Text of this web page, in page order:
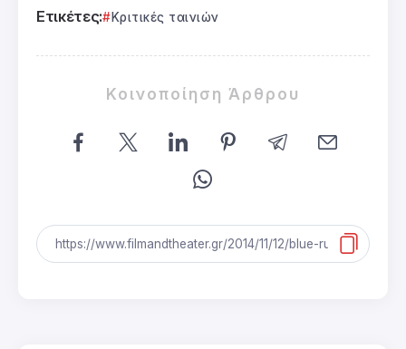
Ετικέτες: Κριτικές ταινιών
Κοινοποίηση Άρθρου